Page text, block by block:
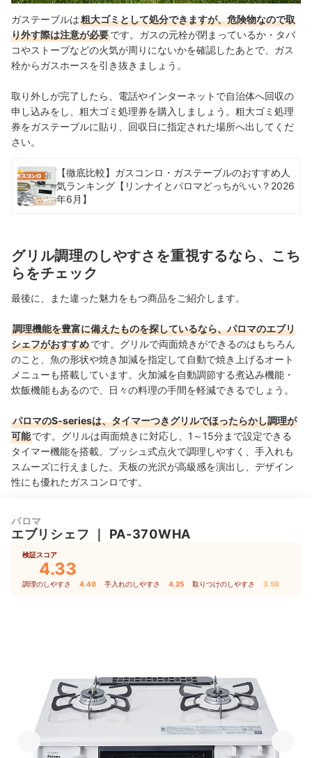
ガステーブルは粗大ゴミとして処分できますが、危険物なので取
り外す際は注意が必要です。ガスの元栓が閉まっているか・タバ
コやストーブなどの火気が周りにないかを確認したあとで、ガス
栓からガスホースを引き抜きましょう。
取り外しが完了したら、 電話やインターネットで自治体へ回収の
申し込みをし、粗大ゴミ処理券を購入しましょう。粗大ゴミ処理
券をガステーブルに貼り、回収日に指定された場所へ出してくだ
さい。
【徹底比較】ガスコンロ・ガステーブルのおすすめ人
気ランキング【リンナイとパロマどっちがいい？2026
年6月】
グリル調理のしやすさを重視するなら、こち
らをチェック
最後に、また違った魅力をもつ商品をご紹介します。
調理機能を豊富に備えたものを探しているなら、パロマのエブリ
シェフがおすすめです。グリルで両面焼きができるのはもちろん
のこと、魚の形状や焼き加減を指定して自動で焼き上げるオート
メニューも搭載しています。火加減を自動調節する煮込み機能・
炊飯機能もあるので、日々の料理の手間を軽減できるでしょう。
パロマのS-seriesは、タイマーつきグリルでほったらかし調理が
可能です。グリルは両面焼きに対応し、1～15分まで設定できる
タイマー機能を搭載。プッシュ式点火で調理しやすく、手入れも
スムーズに行えました。天板の光沢が高級感を演出し、デザイン
性にも優れたガスコンロです。
パロマ
エブリシェフ ｜ PA-370WHA
検証スコア
4.33
調理のしやすさ 4.40 手入れのしやすさ 4.25 取りつけのしやすさ 3.59